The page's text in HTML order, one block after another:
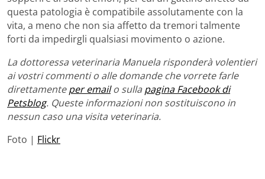
questa patologia è compatibile assolutamente con la
vita, a meno che non sia affetto da tremori talmente
forti da impedirgli qualsiasi movimento o azione.
La dottoressa veterinaria Manuela risponderà volentieri
ai vostri commenti o alle domande che vorrete farle
direttamenteper emailo sulla pagina Facebook di
Petsblog. Queste informazioni non sostituiscono in
nessun caso una visita veterinaria.
Foto | Flickr